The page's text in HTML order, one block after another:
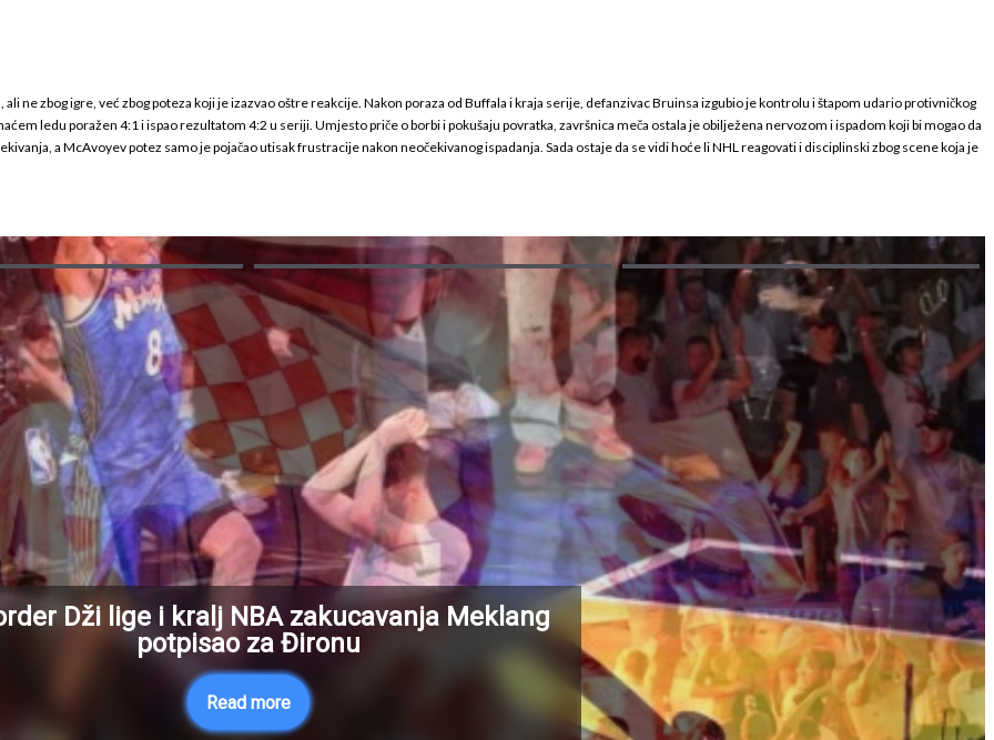
ne zbog igre, već zbog poteza koji je izazvao oštre reakcije. Nakon poraza od Buffala i kraja serije, defanzivac Bruinsa izgubio je kontrolu i štapom udario protivničkog
ledu poražen 4:1 i ispao rezultatom 4:2 u seriji. Umjesto priče o borbi i pokušaju povratka, završnica meča ostala je obilježena nervozom i ispadom koji bi mogao da
a McAvoyev potez samo je pojačao utisak frustracije nakon neočekivanog ispadanja. Sada ostaje da se vidi hoće li NHL reagovati i disciplinski zbog scene koja je
Dži lige i kralj NBA zakucavanja Meklang
potpisao za Đironu
Read more